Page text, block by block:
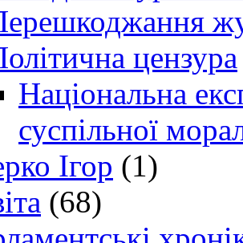
цензура
Національна
суспільної
Ігор (1)
(68)